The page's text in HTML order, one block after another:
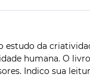
da
humana. O
Indico sua